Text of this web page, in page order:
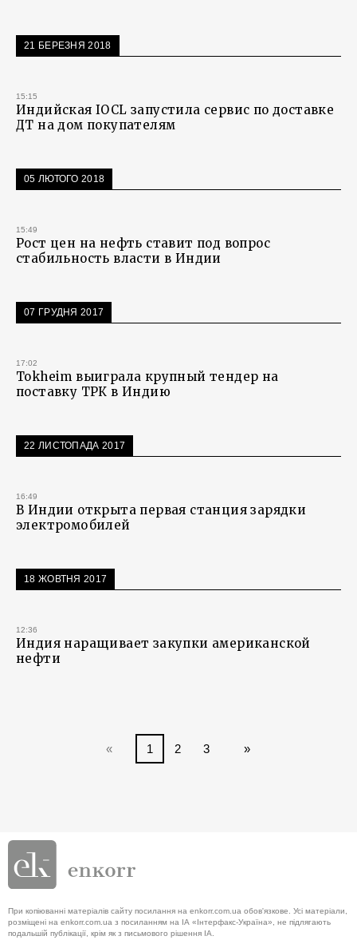
21 БЕРЕЗНЯ 2018
15:15
Индийская IOCL запустила сервис по доставке
ДТ на дом покупателям
05 ЛЮТОГО 2018
15:49
Рост цен на нефть ставит под вопрос
стабильность власти в Индии
07 ГРУДНЯ 2017
17:02
Tokheim выиграла крупный тендер на
поставку ТРК в Индию
22 ЛИСТОПАДА 2017
16:49
В Индии открыта первая станция зарядки
электромобилей
18 ЖОВТНЯ 2017
12:36
Индия наращивает закупки американской
нефти
« 1 2 3 »
При копіюванні матеріалів сайту посилання на enkorr.com.ua обов'язкове. Усі матеріали,
розміщені на enkorr.com.ua з посиланням на ІА «Інтерфакс-Україна», не підлягають
подальшій публікації, крім як з письмового рішення ІА.